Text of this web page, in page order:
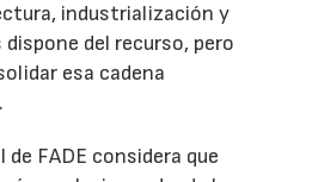
industrialización y
del recurso, pero
esa cadena
FADE considera que